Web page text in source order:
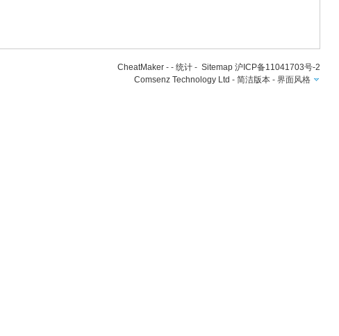
CheatMaker - -统计 -Sitemap 沪ICP备11041703号-2
Comsenz Technology Ltd -简洁版本 -界面风格